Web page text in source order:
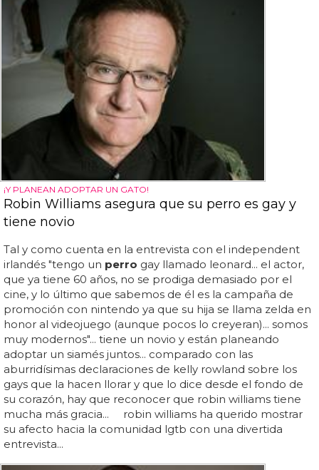
¡Y PLANEAN ADOPTAR UN GATO!
Robin Williams asegura que su perro es gay y
tiene novio
Tal y como cuenta en la entrevista con el independent
irlandés "tengo un perro gay llamado leonard... el actor,
que ya tiene 60 años, no se prodiga demasiado por el
cine, y lo último que sabemos de él es la campaña de
promoción con nintendo ya que su hija se llama zelda en
honor al videojuego (aunque pocos lo creyeran)... somos
muy modernos"... tiene un novio y están planeando
adoptar un siamés juntos... comparado con las
aburridísimas declaraciones de kelly rowland sobre los
gays que la hacen llorar y que lo dice desde el fondo de
su corazón, hay que reconocer que robin williams tiene
mucha más gracia... robin williams ha querido mostrar
su afecto hacia la comunidad lgtb con una divertida
entrevista...